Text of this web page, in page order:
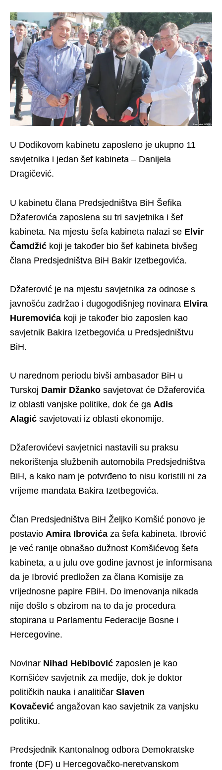
U Dodikovom kabinetu zaposleno je ukupno 11
savjetnika i jedan šef kabineta – Danijela
Dragičević.
U kabinetu člana Predsjedništva BiH Šefika
Džaferovića zaposlena su tri savjetnika i šef
kabineta. Na mjestu šefa kabineta nalazi se Elvir
Čamdžić koji je također bio šef kabineta bivšeg
člana Predsjedništva BiH Bakir Izetbegovića.
Džaferović je na mjestu savjetnika za odnose s
javnošću zadržao i dugogodišnjeg novinara Elvira
Huremovića koji je također bio zaposlen kao
savjetnik Bakira Izetbegovića u Predsjedništvu
BiH.
U narednom periodu bivši ambasador BiH u
Turskoj Damir Džanko savjetovat će Džaferovića
iz oblasti vanjske politike, dok će ga Adis
Alagić savjetovati iz oblasti ekonomije.
Džaferovićevi savjetnici nastavili su praksu
nekorištenja službenih automobila Predsjedništva
BiH, a kako nam je potvrđeno to nisu koristili ni za
vrijeme mandata Bakira Izetbegovića.
Član Predsjedništva BiH Željko Komšić ponovo je
postavio Amira Ibrovića za šefa kabineta. Ibrović
je već ranije obnašao dužnost Komšićevog šefa
kabineta, a u julu ove godine javnost je informisana
da je Ibrović predložen za člana Komisije za
vrijednosne papire FBiH. Do imenovanja nikada
nije došlo s obzirom na to da je procedura
stopirana u Parlamentu Federacije Bosne i
Hercegovine.
Novinar Nihad Hebibović zaposlen je kao
Komšićev savjetnik za medije, dok je doktor
političkih nauka i analitičar Slaven
Kovačević angažovan kao savjetnik za vanjsku
politiku.
Predsjednik Kantonalnog odbora Demokratske
fronte (DF) u Hercegovačko-neretvanskom